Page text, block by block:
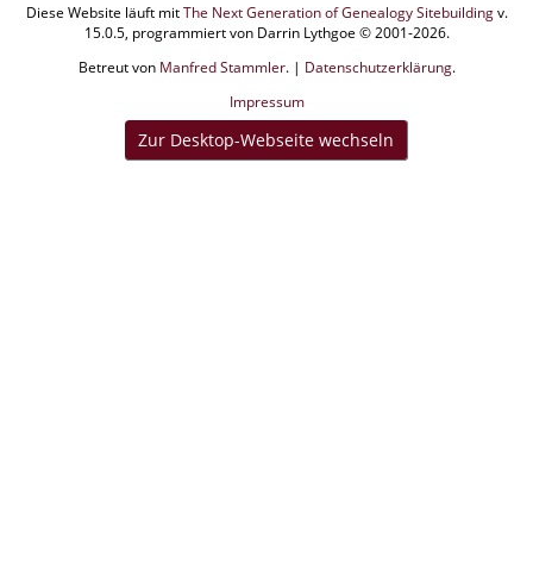
Diese Website läuft mitThe Next Generation of Genealogy Sitebuildingv.
15.0.5, programmiert von Darrin Lythgoe © 2001-2026.
Betreut von Manfred Stammler. | Datenschutzerklärung.
Impressum
Zur Desktop-Webseite wechseln